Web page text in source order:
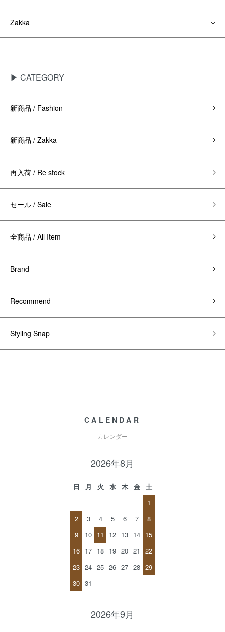
Zakka
▶ CATEGORY
新商品 / Fashion
新商品 / Zakka
再入荷 / Re stock
セール / Sale
全商品 / All Item
Brand
Recommend
Styling Snap
CALENDAR
カレンダー
2026年8月
日 月 火 水 木 金
土
1
2
3 4 5 6 7
8
9
10 11 12 13 14 15
16 17 18 19 20 21
22
23 24 25 26 27 28 29
30 31
2026年9月